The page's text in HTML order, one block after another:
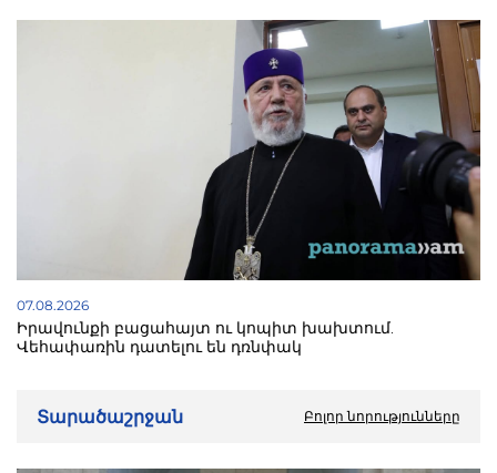
07.08.2026
Իրավունքի բացահայտ ու կոպիտ խախտում.
Վեհափառին դատելու են դռնփակ
Տարածաշրջան Բոլոր նորությունները